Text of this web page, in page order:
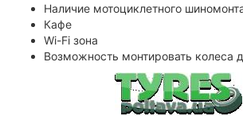
Наличие мотоциклетного
Кафе
Wi-Fi зона
Возможность монтировать колеса